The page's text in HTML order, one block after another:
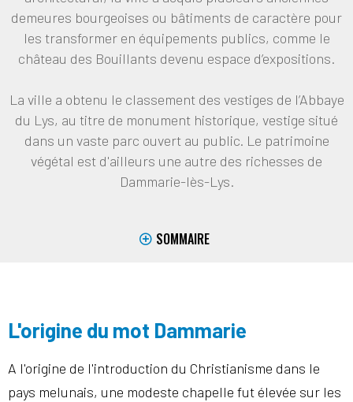
demeures bourgeoises ou bâtiments de caractère pour
les transformer en équipements publics, comme le
château des Bouillants devenu espace d’expositions.
La ville a obtenu le classement des vestiges de l’Abbaye
du Lys, au titre de monument historique, vestige situé
dans un vaste parc ouvert au public. Le patrimoine
végétal est d'ailleurs une autre des richesses de
Dammarie-lès-Lys.
SOMMAIRE
L'origine du mot Dammarie
A l'origine de l'introduction du Christianisme dans le
pays melunais, une modeste chapelle fut élevée sur les